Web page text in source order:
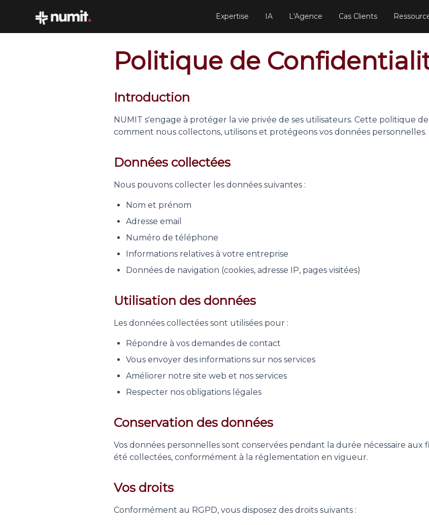
Expertise IA L'Agence Cas Clients
Politique de
Introduction
NUMIT s'engage à protéger la vie privée de ses utilisateurs. Cette politique
comment nous collectons, utilisons et protégeons vos données personnelles.
Données collectées
Nous pouvons collecter les données suivantes :
Nom et prénom
Adresse email
Numéro de téléphone
Informations relatives à votre entreprise
Données de navigation (cookies, adresse IP, pages visitées)
Utilisation des données
Les données collectées sont utilisées pour :
Répondre à vos demandes de contact
Vous envoyer des informations sur nos services
Améliorer notre site web et nos services
Respecter nos obligations légales
Conservation des données
Vos données personnelles sont conservées pendant la durée nécessaire
été collectées, conformément à la réglementation en vigueur.
Vos droits
Conformément au RGPD, vous disposez des droits suivants :